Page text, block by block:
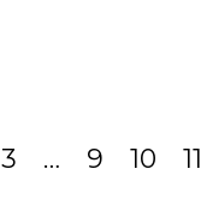
3 … 9 10 11